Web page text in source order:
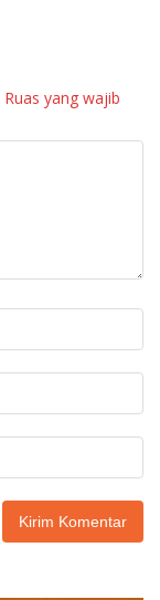
Ruas yang wajib